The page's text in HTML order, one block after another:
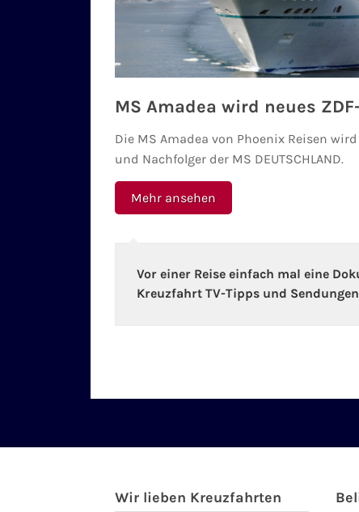
MS Amadea wird neues
Die MS Amadea von Phoenix Reisen
und Nachfolger der MS DEUTSCHLAND.
Mehr ansehen
Vor einer Reise einfach mal eine
Kreuzfahrt TV-Tipps und
Wir lieben Kreuzfahrten